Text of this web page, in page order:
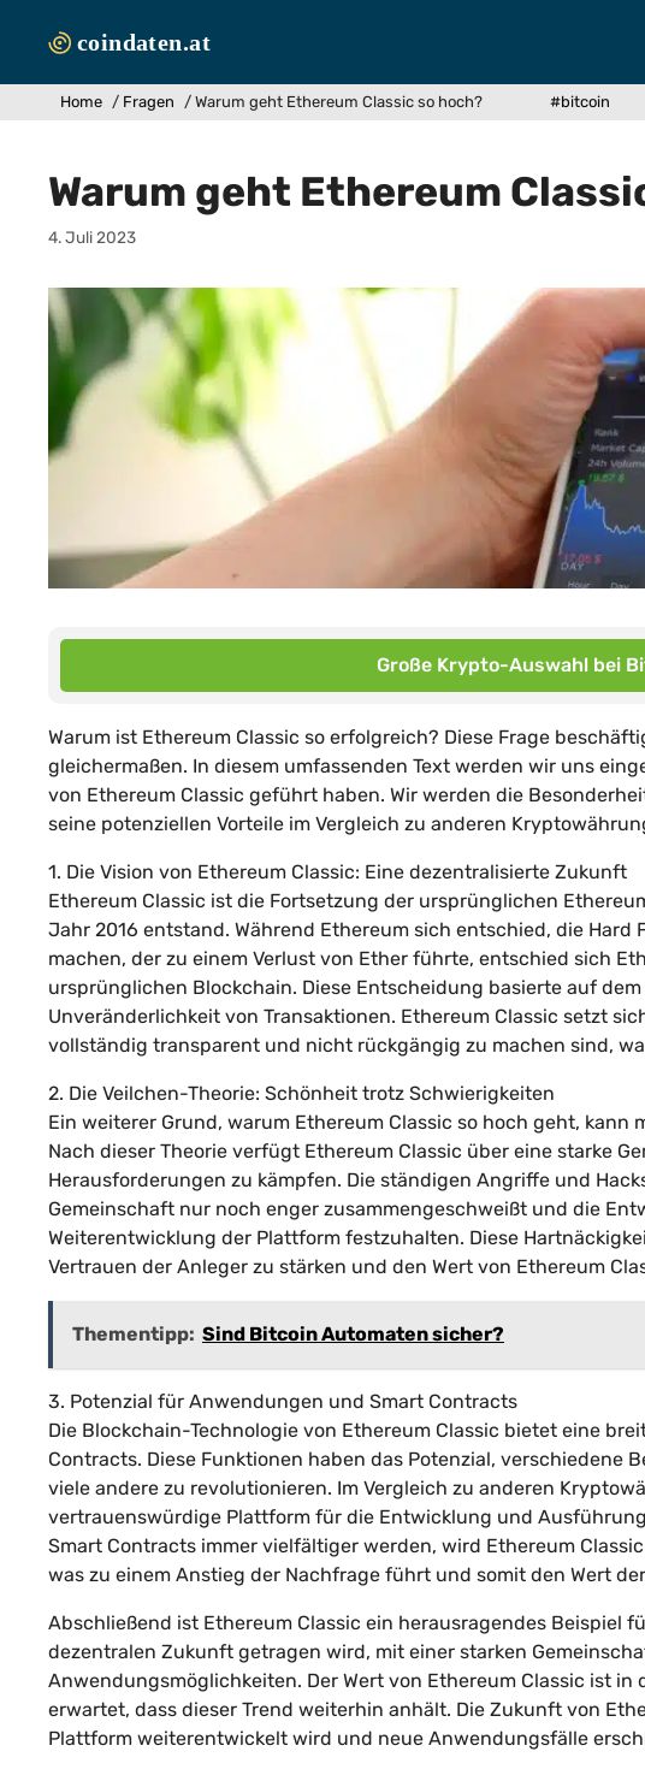
Inhalt
Home / Fragen / Warum geht Ethereum Classic so hoch? #bitcoin
Warum geht Ethereum
4. Juli 2023
Große Krypto-Auswahl bei
Warum ist Ethereum Classic so erfolgreich? Diese Frage
gleichermaßen. In diesem umfassenden Text werden wir uns
von Ethereum Classic geführt haben. Wir werden die
seine potenziellen Vorteile im Vergleich zu anderen
1. Die Vision von Ethereum Classic: Eine dezentralisierte Zukunft
Ethereum Classic ist die Fortsetzung der ursprünglichen
Jahr 2016 entstand. Während Ethereum sich entschied, die
machen, der zu einem Verlust von Ether führte, entschied sich
ursprünglichen Blockchain. Diese Entscheidung basierte auf
Unveränderlichkeit von Transaktionen. Ethereum Classic setzt
vollständig transparent und nicht rückgängig zu machen sind,
2. Die Veilchen-Theorie: Schönheit trotz Schwierigkeiten
Ein weiterer Grund, warum Ethereum Classic so hoch geht,
Nach dieser Theorie verfügt Ethereum Classic über eine starke
Herausforderungen zu kämpfen. Die ständigen Angriffe und
Gemeinschaft nur noch enger zusammengeschweißt und die
Weiterentwicklung der Plattform festzuhalten. Diese
Vertrauen der Anleger zu stärken und den Wert von Ethereum
Thementipp: Sind Bitcoin Automaten sicher?
3. Potenzial für Anwendungen und Smart Contracts
Die Blockchain-Technologie von Ethereum Classic bietet eine
Contracts. Diese Funktionen haben das Potenzial, verschiedene
viele andere zu revolutionieren. Im Vergleich zu anderen
vertrauenswürdige Plattform für die Entwicklung und
Smart Contracts immer vielfältiger werden, wird Ethereum
was zu einem Anstieg der Nachfrage führt und somit den Wert
Abschließend ist Ethereum Classic ein herausragendes Beispiel
dezentralen Zukunft getragen wird, mit einer starken
Anwendungsmöglichkeiten. Der Wert von Ethereum Classic ist
erwartet, dass dieser Trend weiterhin anhält. Die Zukunft von
Plattform weiterentwickelt wird und neue Anwendungsfälle